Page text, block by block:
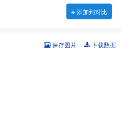
+添加到对比
下载数据
保存图片